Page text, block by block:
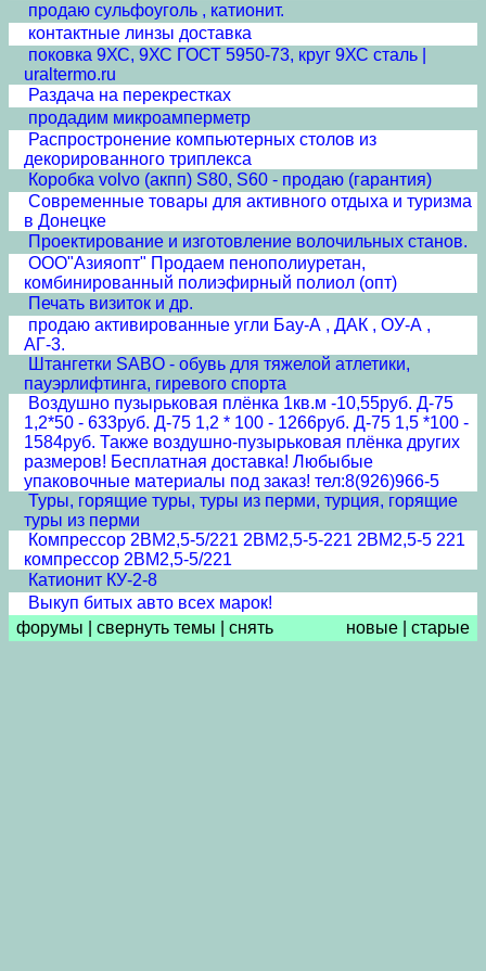
продаю сульфоуголь , катионит.
контактные линзы доставка
поковка 9ХС, 9ХС ГОСТ 5950-73, круг 9ХС сталь |
uraltermo.ru
Раздача на перекрестках
продадим микроамперметр
Распростронение компьютерных столов из
декорированного триплекса
Коробка volvo (акпп) S80, S60 - продаю (гарантия)
Современные товары для активного отдыха и туризма
в Донецке
Проектирование и изготовление волочильных станов.
ООО"Азияопт" Продаем пенополиуретан,
комбинированный полиэфирный полиол (опт)
Печать визиток и др.
продаю активированные угли Бау-А , ДАК , ОУ-А ,
АГ-3.
Штангетки SABO - обувь для тяжелой атлетики,
пауэрлифтинга, гиревого спорта
Воздушно пузырьковая плёнка 1кв.м -10,55руб. Д-75
1,2*50 - 633руб. Д-75 1,2 * 100 - 1266руб. Д-75 1,5 *100 -
1584руб. Также воздушно-пузырьковая плёнка других
размеров! Бесплатная доставка! Любыбые
упаковочные материалы под заказ! тел:8(926)966-5
Туры, горящие туры, туры из перми, турция, горящие
туры из перми
Компрессор 2ВМ2,5-5/221 2ВМ2,5-5-221 2ВМ2,5-5 221
компрессор 2ВМ2,5-5/221
Катионит КУ-2-8
Выкуп битых авто всех марок!
форумы
свернуть темы снять новые старые